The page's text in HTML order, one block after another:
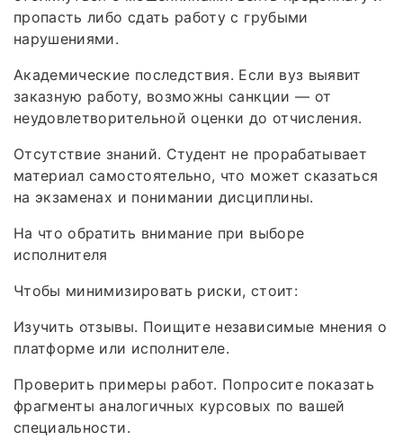
пропасть либо сдать работу с грубыми
нарушениями.
Академические последствия. Если вуз выявит
заказную работу, возможны санкции — от
неудовлетворительной оценки до отчисления.
Отсутствие знаний. Студент не прорабатывает
материал самостоятельно, что может сказаться
на экзаменах и понимании дисциплины.
На что обратить внимание при выборе
исполнителя
Чтобы минимизировать риски, стоит:
Изучить отзывы. Поищите независимые мнения о
платформе или исполнителе.
Проверить примеры работ. Попросите показать
фрагменты аналогичных курсовых по вашей
специальности.